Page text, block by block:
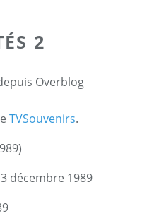
2
Overblog
TVSouvenirs.
décembre 1989